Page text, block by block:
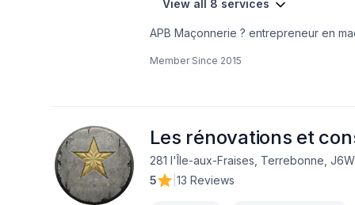
View all 8 services
APB Maçonnerie ? entrepreneur en
pierres naturelles * Pose de bloc de
Member Since 2015
Les rénovations et
281 l'Île-aux-Fraises, Terrebonne,
5
13 Reviews